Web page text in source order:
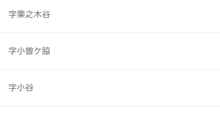
字栗之木谷
字小曽ケ脇
字小谷